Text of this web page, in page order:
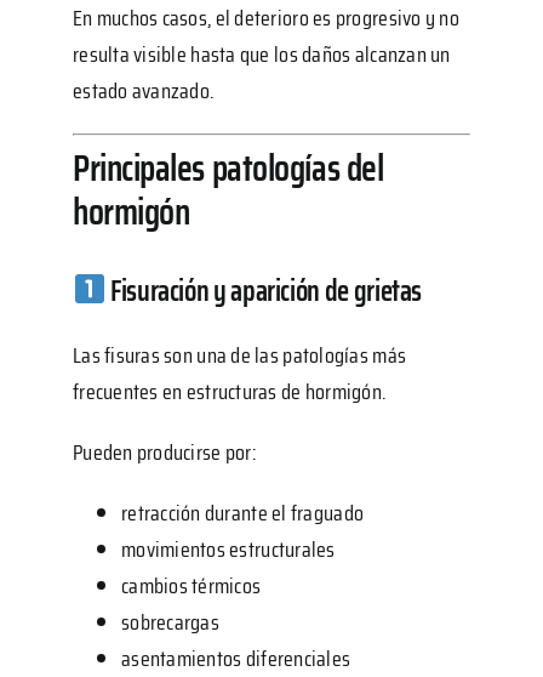
En muchos casos, el deterioro es progresivo y no
resulta visible hasta que los daños alcanzan un
estado avanzado.
Principales patologías del
hormigón
Fisuración y aparición de grietas
Las fisuras son una de las patologías más
frecuentes en estructuras de hormigón.
Pueden producirse por:
retracción durante el fraguado
movimientos estructurales
cambios térmicos
sobrecargas
asentamientos diferenciales